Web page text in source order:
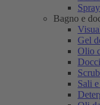
Bagno e
Gel
Olio
Sali